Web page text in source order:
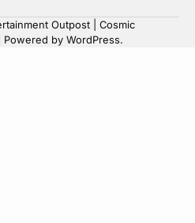
Outpost | Cosmic
by WordPress.